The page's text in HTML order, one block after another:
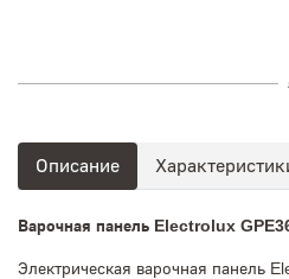
Описание
Варочная панель Electrolux
Электрическая варочная панель